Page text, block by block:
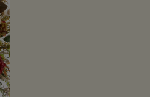
るデザインです。
のでお手入れも簡単。
の１番の特徴です。
雑菌の発生もありません。
に残せます。
いかがでしょうか？